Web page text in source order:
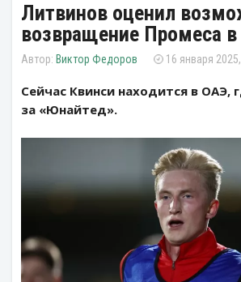
Литвинов оценил
возвращение Промеса в
Виктор Федоров 16 января
Сейчас Квинси находится в ОАЭ,
за «Юнайтед».